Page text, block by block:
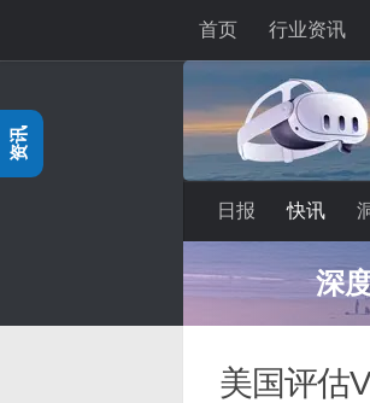
首页 行业资讯
日报 快讯
深
美国评估
资讯